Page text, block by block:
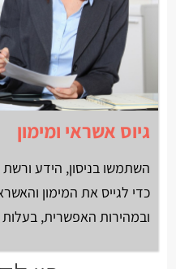
גיוס אשראי ומימון
השתמשו בניסון, הידע ורשת
כדי לגייס את המימון
ובמהירות האפשרית, בעלות